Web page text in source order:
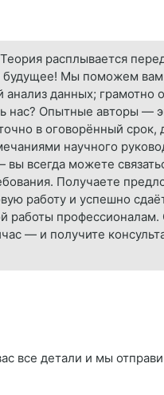
расплывается
будущее! Мы поможем
анализ данных; грамотно
нас? Опытные авторы —
в оговорённый срок,
научного
всегда можете
Получаете
работу и успешно
работы
— и получите
все детали и мы